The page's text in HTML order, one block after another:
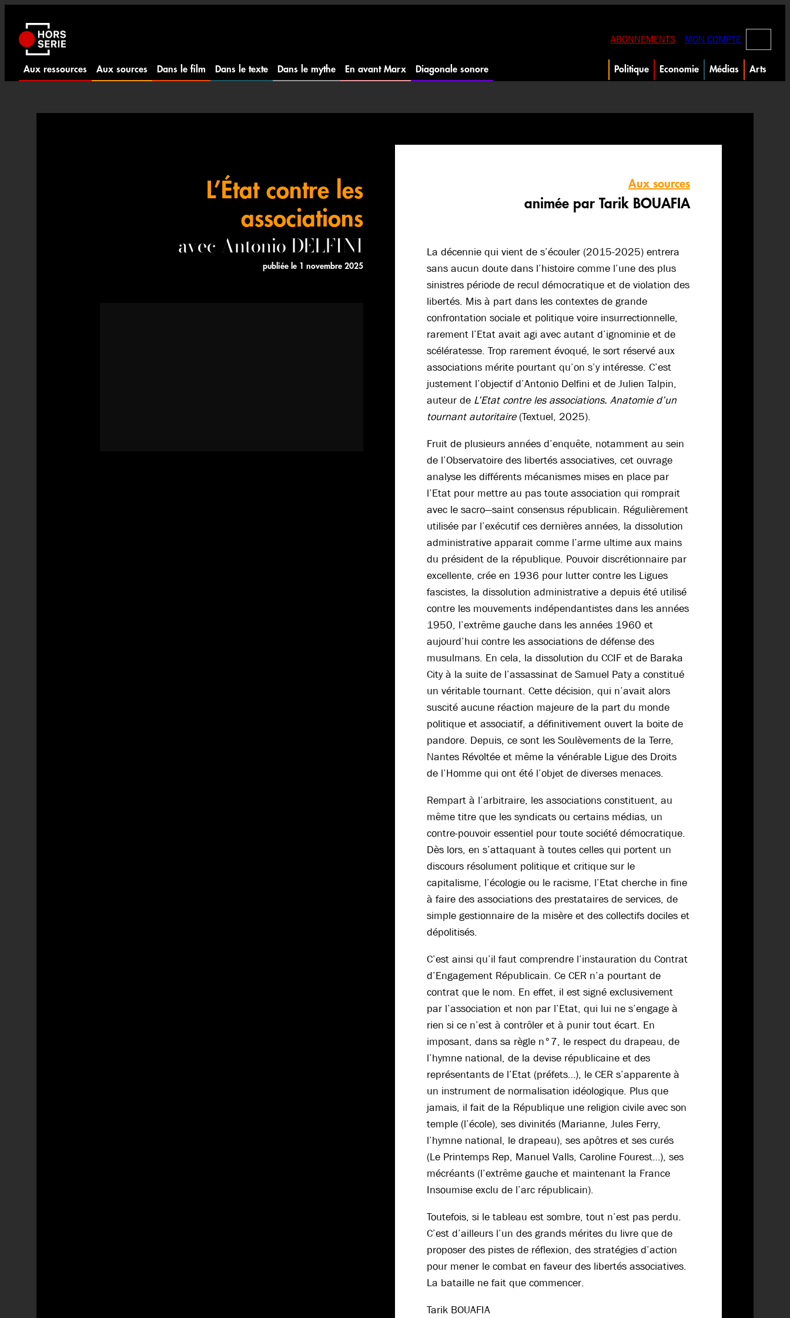
contenu
ABONNEMENTS MON COMPTE
Aux ressources Aux sources Dans le film Dans le texte Dans le mythe En avant Marx Diagonale sonore Politique Economie Médias Arts
L’État contre les
associations
avec Antonio DELFINI
publiée le 1 novembre 2025
Aux sources
animée par Tarik BOUAFIA
La décennie qui vient de s’écouler (2015-2025) entrera
sans aucun doute dans l’histoire comme l’une des plus
sinistres période de recul démocratique et de violation des
libertés. Mis à part dans les contextes de grande
confrontation sociale et politique voire insurrectionnelle,
rarement l’Etat avait agi avec autant d’ignominie et de
scélératesse. Trop rarement évoqué, le sort réservé aux
associations mérite pourtant qu’on s’y intéresse. C’est
justement l’objectif d’Antonio Delfini et de Julien Talpin,
auteur de L’Etat contre les associations. Anatomie d’un
tournant autoritaire(Textuel, 2025).
Fruit de plusieurs années d’enquête, notamment au sein
de l’Observatoire des libertés associatives, cet ouvrage
analyse les différents mécanismes mises en place par
l’Etat pour mettre au pas toute association qui romprait
avec le sacro—saint consensus républicain. Régulièrement
utilisée par l’exécutif ces dernières années, la dissolution
administrative apparait comme l’arme ultime aux mains
du président de la république. Pouvoir discrétionnaire par
excellente, crée en 1936 pour lutter contre les Ligues
fascistes, la dissolution administrative a depuis été utilisé
contre les mouvements indépendantistes dans les années
1950, l’extrême gauche dans les années 1960 et
aujourd’hui contre les associations de défense des
musulmans. En cela, la dissolution du CCIF et de Baraka
City à la suite de l’assassinat de Samuel Paty a constitué
un véritable tournant. Cette décision, qui n’avait alors
suscité aucune réaction majeure de la part du monde
politique et associatif, a définitivement ouvert la boite de
pandore. Depuis, ce sont les Soulèvements de la Terre,
Nantes Révoltée et même la vénérable Ligue des Droits
de l’Homme qui ont été l’objet de diverses menaces.
Rempart à l’arbitraire, les associations constituent, au
même titre que les syndicats ou certains médias, un
contre-pouvoir essentiel pour toute société démocratique.
Dès lors, en s’attaquant à toutes celles qui portent un
discours résolument politique et critique sur le
capitalisme, l’écologie ou le racisme, l’Etat cherche in fine
à faire des associations des prestataires de services, de
simple gestionnaire de la misère et des collectifs dociles et
dépolitisés.
C’est ainsi qu’il faut comprendre l’instauration du Contrat
d’Engagement Républicain. Ce CER n’a pourtant de
contrat que le nom. En effet, il est signé exclusivement
par l’association et non par l’Etat, qui lui ne s’engage à
rien si ce n’est à contrôler et à punir tout écart. En
imposant, dans sa règle n°7, le respect du drapeau, de
l’hymne national, de la devise républicaine et des
représentants de l’Etat (préfets…), le CER s’apparente à
un instrument de normalisation idéologique. Plus que
jamais, il fait de la République une religion civile avec son
temple (l’école), ses divinités (Marianne, Jules Ferry,
l’hymne national, le drapeau), ses apôtres et ses curés
(Le Printemps Rep, Manuel Valls, Caroline Fourest…), ses
mécréants (l’extrême gauche et maintenant la France
Insoumise exclu de l’arc républicain).
Toutefois, si le tableau est sombre, tout n’est pas perdu.
C’est d’ailleurs l’un des grands mérites du livre que de
proposer des pistes de réflexion, des stratégies d’action
pour mener le combat en faveur des libertés associatives.
La bataille ne fait que commencer.
Tarik BOUAFIA